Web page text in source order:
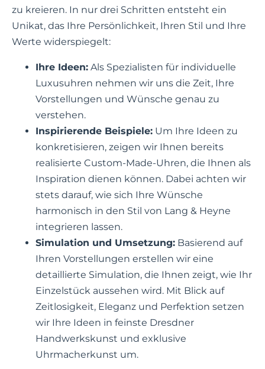
zu kreieren. In nur drei Schritten entsteht ein
Unikat, das Ihre Persönlichkeit, Ihren Stil und Ihre
Werte widerspiegelt:
Ihre Ideen: Als Spezialisten für individuelle
Luxusuhren nehmen wir uns die Zeit, Ihre
Vorstellungen und Wünsche genau zu
verstehen.
Inspirierende Beispiele: Um Ihre Ideen zu
konkretisieren, zeigen wir Ihnen bereits
realisierte Custom-Made-Uhren, die Ihnen als
Inspiration dienen können. Dabei achten wir
stets darauf, wie sich Ihre Wünsche
harmonisch in den Stil von Lang & Heyne
integrieren lassen.
Simulation und Umsetzung: Basierend auf
Ihren Vorstellungen erstellen wir eine
detaillierte Simulation, die Ihnen zeigt, wie Ihr
Einzelstück aussehen wird. Mit Blick auf
Zeitlosigkeit, Eleganz und Perfektion setzen
wir Ihre Ideen in feinste Dresdner
Handwerkskunst und exklusive
Uhrmacherkunst um.